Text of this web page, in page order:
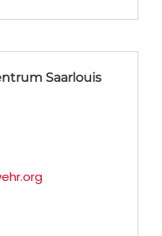
Saarlouis